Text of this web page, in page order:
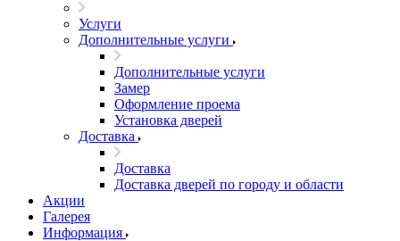
Услуги
Дополнительные услуги
Дополнительные услуги
Замер
Оформление проема
Установка дверей
Доставка
Доставка
Доставка дверей по городу и области
Акции
Галерея
Информация